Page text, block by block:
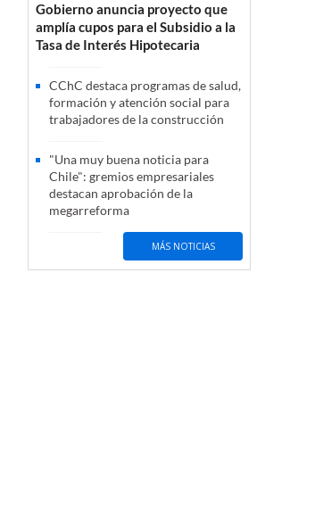
Gobierno anuncia proyecto que
amplía cupos para el Subsidio a la
Tasa de Interés Hipotecaria
CChC destaca programas de salud,
formación y atención social para
trabajadores de la construcción
"Una muy buena noticia para
Chile": gremios empresariales
destacan aprobación de la
megarreforma
MÁS NOTICIAS